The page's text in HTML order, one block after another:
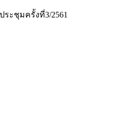
ระชุมครั้งที่3/2561